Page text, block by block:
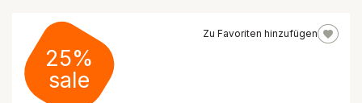
Zu Favoriten hinzufügen
25%
sale